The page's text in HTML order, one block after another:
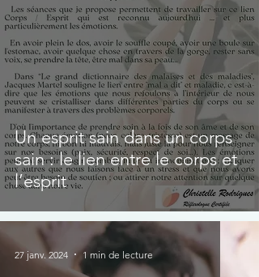
Un esprit sain dans un corps
sain : le lien entre le corps et
l’esprit
27 janv. 2024 1 min de lecture